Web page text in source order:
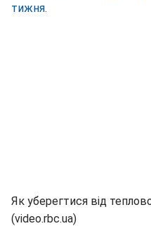
тижня.
Як уберегтися від
(video.rbc.ua)